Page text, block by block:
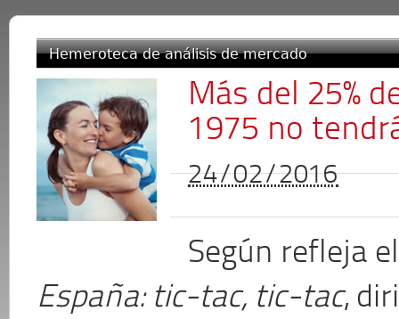
Hemeroteca de análisis de mercado
Más del 25%
1975 no
24/02/2016
Según refleja
España: tic-tac, tic-tac,